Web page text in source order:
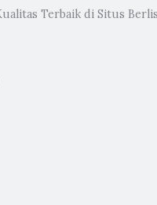
Terbaik di Situs